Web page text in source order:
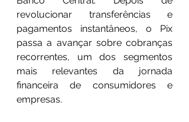
revolucionar transferências e
pagamentos instantâneos, o Pix
passa a avançar sobre cobranças
recorrentes, um dos segmentos
mais relevantes da jornada
financeira de consumidores e
empresas.